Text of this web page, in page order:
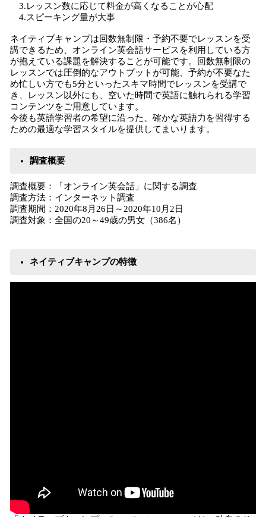
3.レッスン数に応じて料金が高くなることが心配
4.スピーキング量が大事
ネイティブキャンプは回数無制限・予約不要でレッスンを受
講できるため、オンライン英会話サービスを利用している方
が抱えている課題を解決することが可能です。回数無制限の
レッスンでは圧倒的なアウトプットが可能、予約が不要なた
め忙しい方でも5分といったスキマ時間でレッスンを受講で
き、レッスン以外にも、空いた時間で英語に触れられる学習
コンテンツをご用意しています。
今後も英語学習者の希望に沿った、確かな英語力を習得する
ための最適な学習スタイルを提供してまいります。
調査概要
調査概要：「オンライン英会話」に関する調査
調査方法：インターネット調査
調査期間：2020年8月26日～2020年10月2日
調査対象：全国の20～49歳の男女（386名）
ネイティブキャンプの特徴